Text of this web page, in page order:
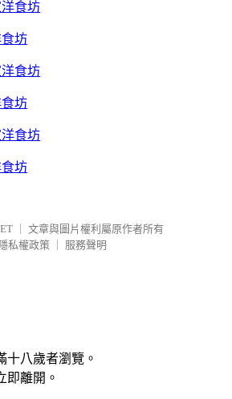
坊
坊
坊
文章與圖片權利屬原作者所有
私權政策
服務聲明
十八歲者瀏覽。
即離開。